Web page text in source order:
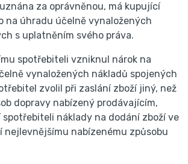
za oprávněnou, má kupující
na úhradu účelně vynaložených
s uplatněním svého práva.
spotřebiteli vzniknul nárok na
vynaložených nákladů spojených
zvolil při zaslání zboží jiný, než
dopravy nabízený prodávajícím,
náklady na dodání zboží ve
nejlevnějšímu nabízenému způsobu